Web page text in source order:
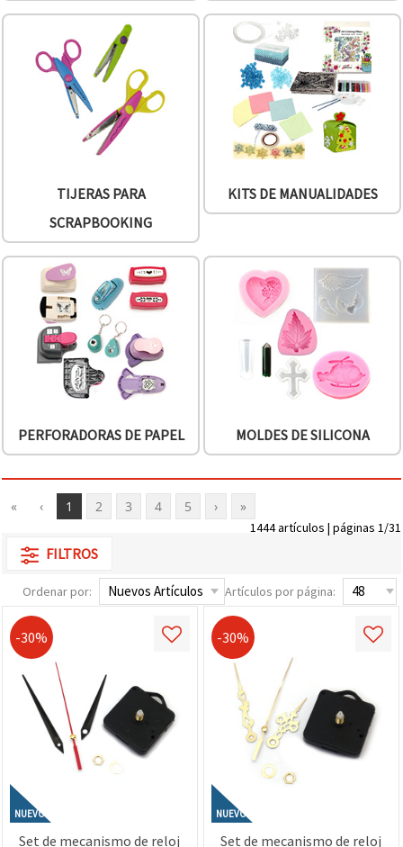
TIJERAS PARA
SCRAPBOOKING
KITS DE MANUALIDADES
PERFORADORAS DE PAPEL MOLDES DE SILICONA
« ‹ 1 2 3 4 5 › »
1444 artículos | páginas 1/31
FILTROS
Ordenar por: Artículos por página:
-30%
NUEVO
Set de mecanismo de reloj
-30%
NUEVO
Set de mecanismo de reloj